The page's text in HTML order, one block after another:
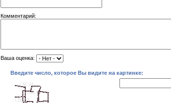
Комментарий:
Ваша оценка:
Введите число, которое Вы видите на картинке: